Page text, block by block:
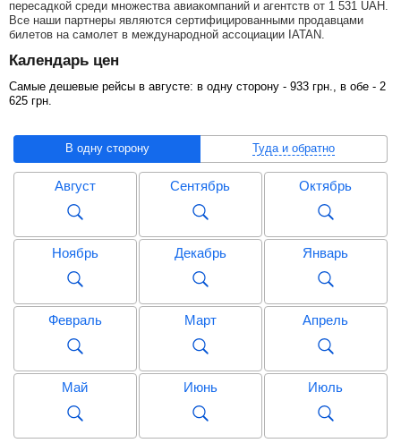
пересадкой среди множества авиакомпаний и агентств от 1 531 UAH
Все наши партнеры являются сертифицированными продавцами
билетов на самолет в международной ассоциации IATAN.
Календарь цен
Самые дешевые рейсы в августе: в одну сторону - 933 грн ., в обе - 2
625 грн
В одну сторону Туда и обратно
Август Сентябрь Октябрь
Ноябрь Декабрь Январь
Февраль Март Апрель
Май Июнь Июль